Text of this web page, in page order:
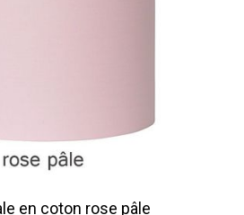
en coton rose pâle